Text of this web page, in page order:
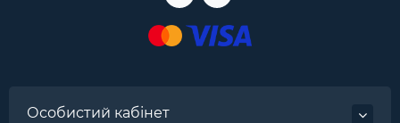
Особистий кабінет